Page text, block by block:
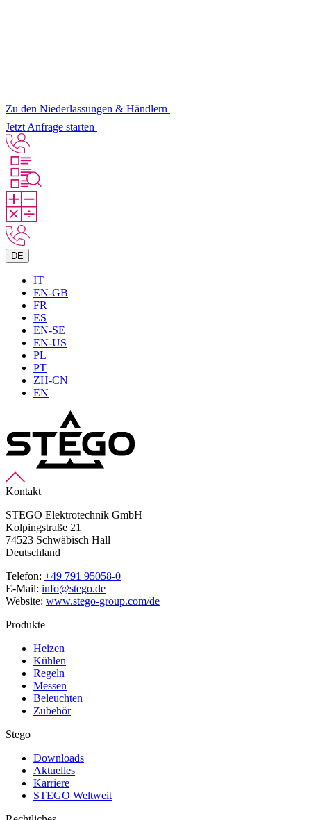
Zu den Niederlassungen & Händlern
Jetzt Anfrage starten
DE
IT
EN-GB
FR
ES
EN-SE
EN-US
PL
PT
ZH-CN
EN
Kontakt
STEGO Elektrotechnik GmbH
Kolpingstraße 21
74523 Schwäbisch Hall
Deutschland
Telefon: +49 791 95058-0
E-Mail: info@stego.de
Website: www.stego-group.com/de
Produkte
Heizen
Kühlen
Regeln
Messen
Beleuchten
Zubehör
Stego
Downloads
Aktuelles
Karriere
STEGO Weltweit